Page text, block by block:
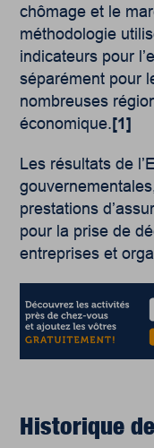
chômage et le
méthodologie
indicateurs pour
séparément pour
nombreuses
économique. [1]
Les résultats de
prestations
pour la prise de
entreprises et
Historique de